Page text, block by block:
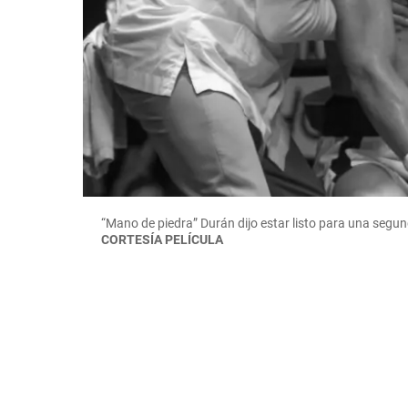
“Mano de piedra” Durán dijo estar listo para una
CORTESÍA PELÍCULA